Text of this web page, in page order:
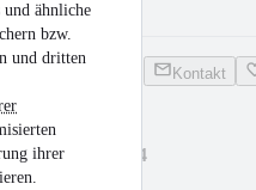
und ähnliche
bzw.
und dritten
ihrer
Kontakt
FAT BOY 114